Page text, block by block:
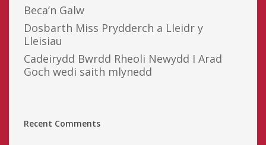
Beca’n Galw
Dosbarth Miss Prydderch a Lleidr y
Lleisiau
Cadeirydd Bwrdd Rheoli Newydd I Arad
Goch wedi saith mlynedd
Recent Comments